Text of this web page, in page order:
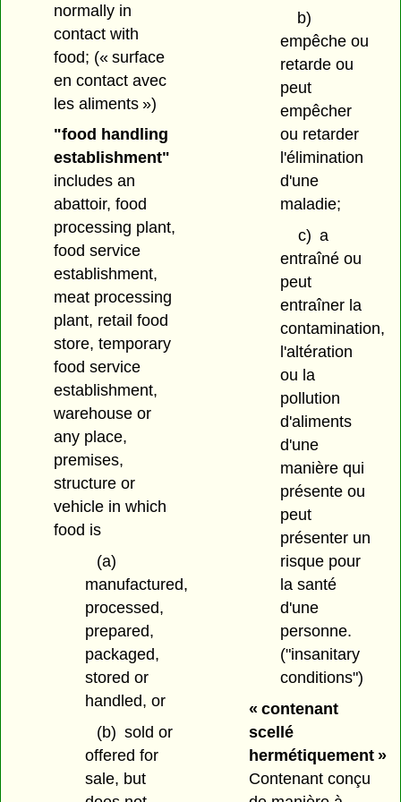
normally in
contact with
food; (« surface
en contact avec
les aliments »)
"food handling
establishment"
includes an
abattoir, food
processing plant,
food service
establishment,
meat processing
plant, retail food
store, temporary
food service
establishment,
warehouse or
any place,
premises,
structure or
vehicle in which
food is
(a)
manufactured,
processed,
prepared,
packaged,
stored or
handled, or
(b) sold or
offered for
sale, but
b)
empêche ou
retarde ou
peut
empêcher
ou retarder
l'élimination
d'une
maladie;
c) a
entraîné ou
peut
entraîner la
contamination,
l'altération
ou la
pollution
d'aliments
d'une
manière qui
présente ou
peut
présenter un
risque pour
la santé
d'une
personne.
("insanitary
conditions")
« contenant
scellé
hermétiquement »
Contenant conçu